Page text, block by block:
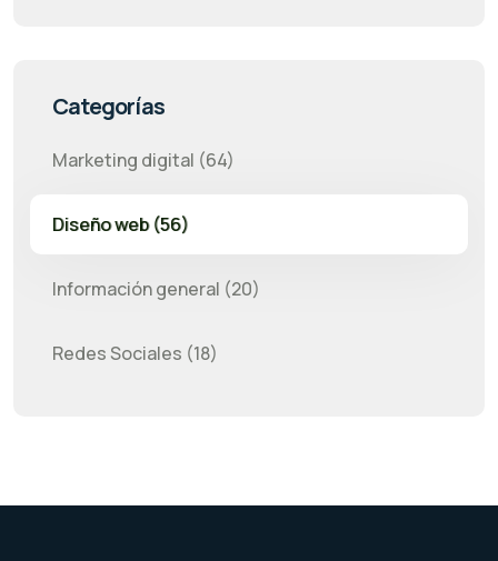
Categorías
Marketing digital (64)
Diseño web (56)
Información general (20)
Redes Sociales (18)